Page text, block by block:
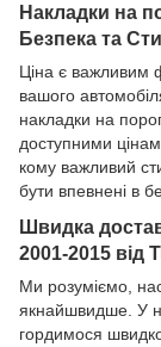
Накладки на
Безпека та
Ціна є важливим
вашого
накладки на
доступними
кому важливий
бути впевнені в
Швидка
2001-2015 від
Ми розуміємо,
якнайшвидше. У
гордимося